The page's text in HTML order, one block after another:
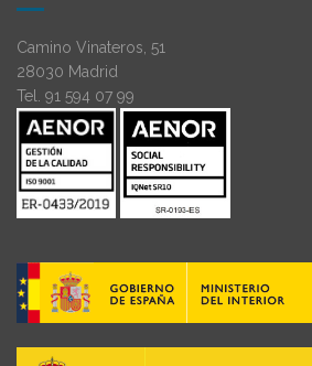
Camino Vinateros, 51
28030 Madrid
Tel. 91 594 07 99